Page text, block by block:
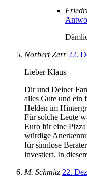
Norbert Zerr 22.
Lieber Klaus
Dir und Deiner
alles Gute und ein
Helden im
Für solche Leute
Euro für eine
würdige
für sinnlose
investiert. In
M. Schmitz 22.